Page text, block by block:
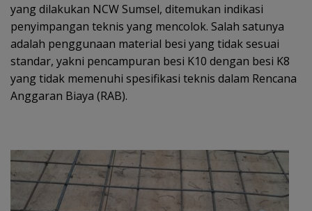
yang dilakukan NCW Sumsel, ditemukan indikasi
penyimpangan teknis yang mencolok. Salah satunya
adalah penggunaan material besi yang tidak sesuai
standar, yakni pencampuran besi K10 dengan besi K8
yang tidak memenuhi spesifikasi teknis dalam Rencana
Anggaran Biaya (RAB).